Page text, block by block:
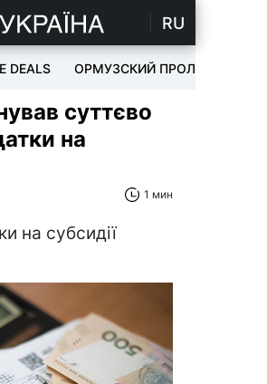
RU
DEALS ОРМУЗСКИЙ ПРОЛИВ
суттєво
на
1 мин
на субсидії